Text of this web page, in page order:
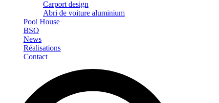
Carport design
Abri de voiture aluminium
Pool House
BSO
News
Réalisations
Contact